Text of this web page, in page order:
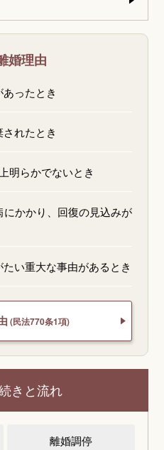
婚理由
ったとき
れたとき
明らかでないとき
かかり、回復の見込みが
い重大な事由があるとき
(民法770条1項)
きと流れ
離婚調停